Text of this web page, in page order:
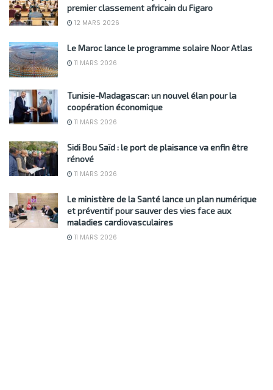
premier classement africain du Figaro
12 MARS 2026
Le Maroc lance le programme solaire Noor Atlas
11 MARS 2026
Tunisie-Madagascar: un nouvel élan pour la
coopération économique
11 MARS 2026
Sidi Bou Saïd : le port de plaisance va enfin être
rénové
11 MARS 2026
Le ministère de la Santé lance un plan numérique
et préventif pour sauver des vies face aux
maladies cardiovasculaires
11 MARS 2026